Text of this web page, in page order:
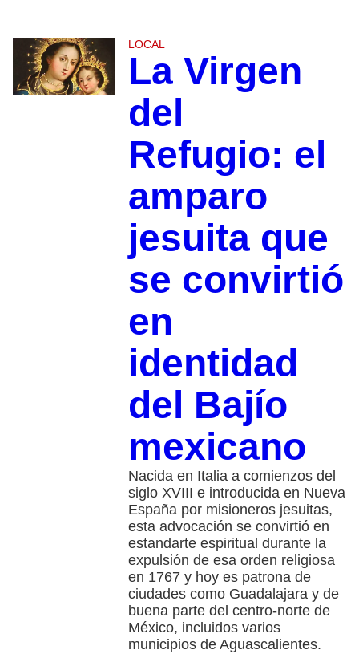
LOCAL
La Virgen
del
Refugio: el
amparo
jesuita que
se convirtió
en
identidad
del Bajío
mexicano
Nacida en Italia a comienzos del
siglo XVIII e introducida en Nueva
España por misioneros jesuitas,
esta advocación se convirtió en
estandarte espiritual durante la
expulsión de esa orden religiosa
en 1767 y hoy es patrona de
ciudades como Guadalajara y de
buena parte del centro-norte de
México, incluidos varios
municipios de Aguascalientes.